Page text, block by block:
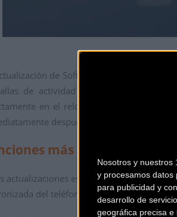
Nosotros y nuestros
y procesamos datos
para publicidad y
desarrollo de
geográfica precisa e
de Software 3.0 ofrece una
de actividad en espera y
en el reloj. Los nadadores
después de una sesión en la
más inteligentes
actualizaciones están diseñadas para
del teléfono en el mapa del reloj